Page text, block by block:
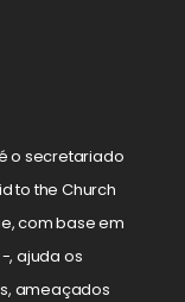
o secretariado
to the Church
com base em
, ajuda os
ameaçados